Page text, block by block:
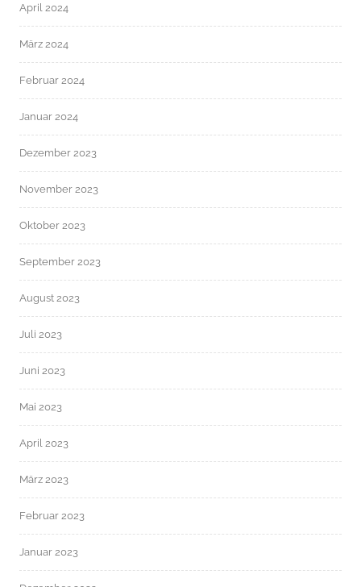
April 2024
März 2024
Februar 2024
Januar 2024
Dezember 2023
November 2023
Oktober 2023
September 2023
August 2023
Juli 2023
Juni 2023
Mai 2023
April 2023
März 2023
Februar 2023
Januar 2023